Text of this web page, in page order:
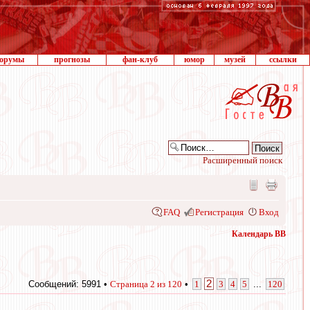
прогнозы фан-клуб юмор музей ссылки
Расширенный поиск
FAQ Регистрация Вход
Календарь ВВ
Сообщений: 5991 • Страница 2 из 120 • 1 2 3 4 5 120